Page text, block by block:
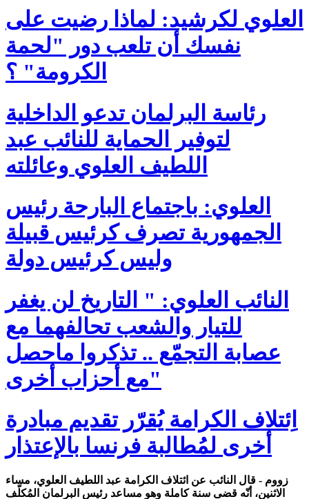
العلوي لكرشيد: لماذا رضيت على
نفسك أن تلعب دور "لحمة
الكرومة" ؟
رئاسة البرلمان تدعو الداخلية
لتوفير الحماية للنائب عبد
اللطيف العلوي وعائلته
العلوي: باجتماع البارحة رئيس
الجمهورية تصرف كرئيس قبيلة
وليس كرئيس دولة
النائب العلوي: " التاريخ لن يغفر
للتيار والشعب تحالفهما مع
عصابة التجمّع .. تذكروا ماحصل
مع أحزاب أخرى"
اِئتلاف الكرامة يُقرّر تقديم مبادرة
أخرى لمُطالبة فرنسا بالإعتذار
زووم - قال النائب عن ائتلاف الكرامة عبد اللطيف العلوي، مساء
الاثنين، أنّه قضى سنة كاملة وهو مساعد رئيس البرلمان المُكلّف